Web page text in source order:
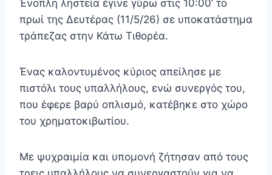
Ένοπλη ληστεία έγινε γύρω στις 10:00’ το
πρωί της Δευτέρας (11/5/26) σε υποκατάστημα
τράπεζας στην Κάτω Τιθορέα.
Ένας καλοντυμένος κύριος απείλησε με
πιστόλι τους υπαλλήλους, ενώ συνεργός του,
που έφερε βαρύ οπλισμό, κατέβηκε στο χώρο
του χρηματοκιβωτίου.
Με ψυχραιμία και υπομονή ζήτησαν από τους